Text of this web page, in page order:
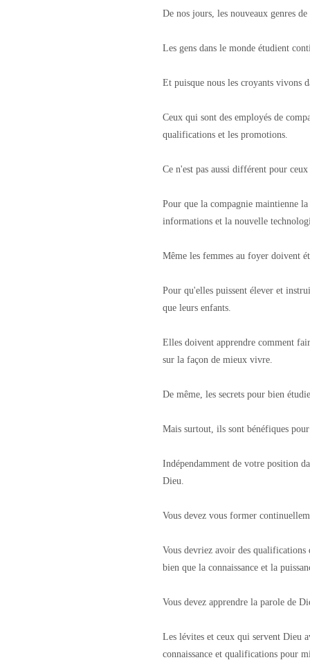
De nos jours, les nouveaux genres
Les gens dans le monde étudient
Et puisque nous les croyants vivons
Ceux qui sont des employés de
qualifications et les promotions.
Ce n'est pas aussi différent pour
Pour que la compagnie maintienne
informations et la nouvelle
Même les femmes au foyer doivent
Pour qu'elles puissent élever et
que leurs enfants.
Elles doivent apprendre comment
sur la façon de mieux vivre.
De même, les secrets pour bien
Mais surtout, ils sont bénéfiques
Indépendamment de votre position
Dieu.
Vous devez vous former
Vous devriez avoir des qualifications
bien que la connaissance et la
Vous devez apprendre la parole de
Les lévites et ceux qui servent Dieu
connaissance et qualifications pour